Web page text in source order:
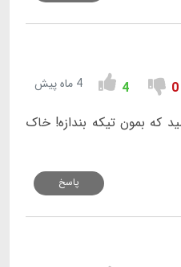
0
4 4 ماه پیش
که بمون تیکه بندازه! خاک
پاسخ